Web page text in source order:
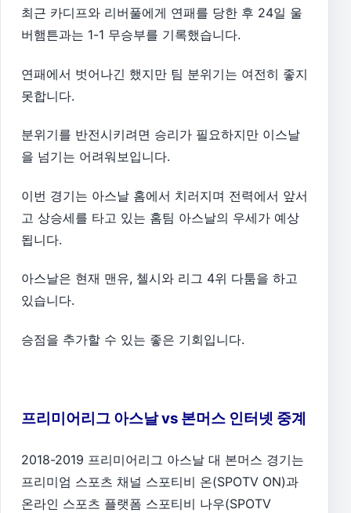
최근 카디프와 리버풀에게 연패를 당한 후 24일 울
버햄튼과는 1-1 무승부를 기록했습니다.
연패에서 벗어나긴 했지만 팀 분위기는 여전히 좋지
못합니다.
분위기를 반전시키려면 승리가 필요하지만 이스날
을 넘기는 어려워보입니다.
이번 경기는 아스날 홈에서 치러지며 전력에서 앞서
고 상승세를 타고 있는 홈팀 아스날의 우세가 예상
됩니다.
아스날은 현재 맨유, 첼시와 리그 4위 다툼을 하고
있습니다.
승점을 추가할 수 있는 좋은 기회입니다.
프리미어리그 아스날 vs 본머스 인터넷 중계
2018-2019 프리미어리그 아스날 대 본머스 경기는
프리미엄 스포츠 채널 스포티비 온(SPOTV ON)과
온라인 스포츠 플랫폼 스포티비 나우(SPOTV